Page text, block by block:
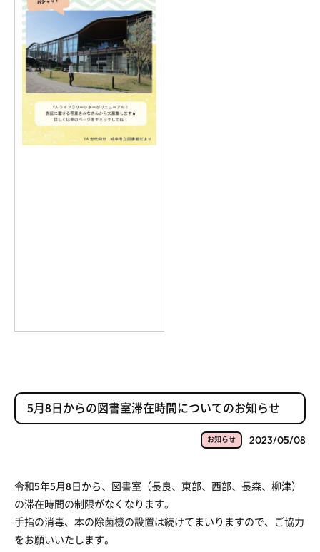
5月8日からの図書室滞在時間についてのお知らせ
お知らせ 2023/05/08
令和5年5月8日から、図書室（長良、東部、西部、長森、柳津）
の滞在時間の制限がなくなります。
手指の消毒、本の除菌機の設置は続けてまいりますので、ご協力
をお願いいたします。